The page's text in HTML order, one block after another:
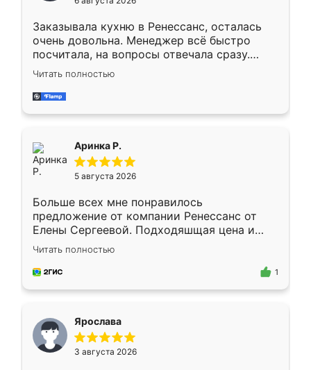
мебели буду заказывать только здесь.
Заказывала кухню в Ренессанс, осталась
очень довольна. Менеджер всё быстро
посчитала, на вопросы отвечала сразу.
Замерщик приехал в субботу, подошёл к
делу со всей ответственностью. Собрали
за день, ребята работали аккуратно, даже
Читать полностью
Аринка Р.
5 августа 2026
Больше всех мне понравилось
предложение от компании Ренессанс от
Елены Сергеевой. Подходяшщая цена и
короткие сроки изготовления. Приехавший
для замера сотрудник Владислав
предложил по моему эскизу самый
Читать полностью
1
Ярослава
3 августа 2026